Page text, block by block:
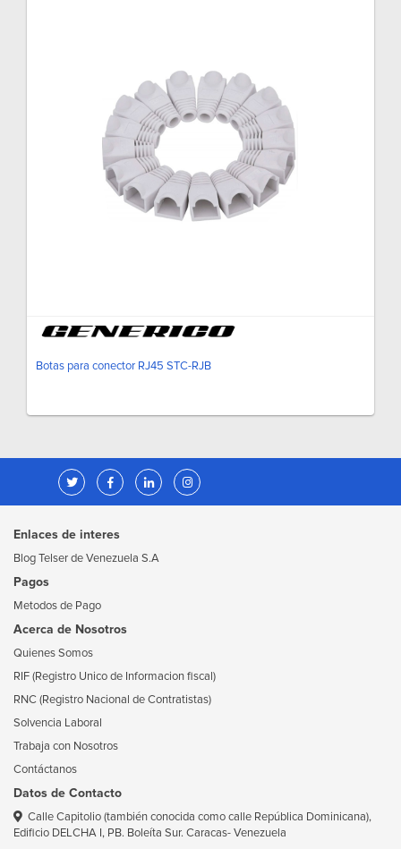
Botas para conector RJ45 STC-RJB
Enlaces de interes
Blog Telser de Venezuela S.A
Pagos
Metodos de Pago
Acerca de Nosotros
Quienes Somos
RIF (Registro Unico de Informacion fiscal)
RNC (Registro Nacional de Contratistas)
Solvencia Laboral
Trabaja con Nosotros
Contáctanos
Datos de Contacto
Calle Capitolio (también conocida como calle República Dominicana),
Edificio DELCHA I, PB. Boleíta Sur. Caracas- Venezuela